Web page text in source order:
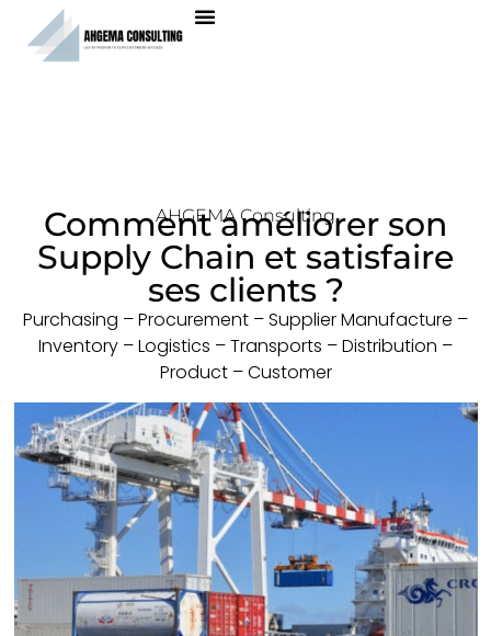
AHGEMA Consulting
Comment améliorer son
Supply Chain et satisfaire
ses clients ?
Purchasing – Procurement – Supplier Manufacture –
Inventory – Logistics – Transports – Distribution –
Product – Customer